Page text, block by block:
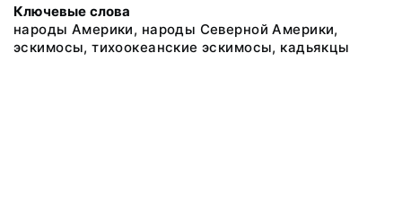
Ключевые слова
народы Америки, народы Северной Америки,
эскимосы, тихоокеанские эскимосы, кадьякцы